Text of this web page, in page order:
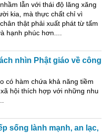
lẫn với thái độ lăng xăng
kia, mà thực chất chỉ vì
thật phải xuất phát từ tấm
hạnh phúc hơn....
nhìn Phật giáo về công
có hàm chứa khả năng tiềm
hội thích hợp với những nhu
sống lành mạnh, an lạc,